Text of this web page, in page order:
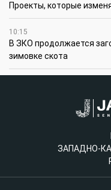
Проекты, которые
10:15
В ЗКО продолжается
зимовке скота
ЗАПАДНО-